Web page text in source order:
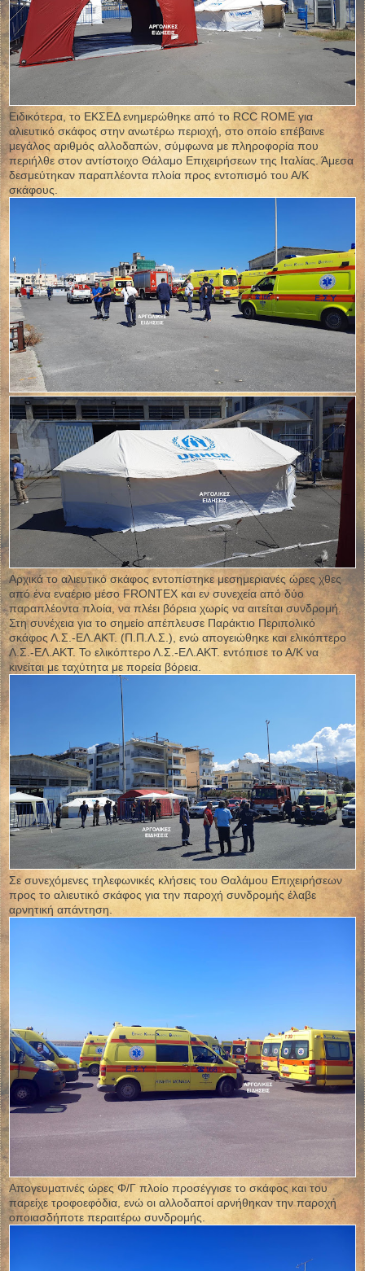
Ειδικότερα, το ΕΚΣΕΔ ενημερώθηκε από το RCC ROME για
αλιευτικό σκάφος στην ανωτέρω περιοχή, στο οποίο επέβαινε
μεγάλος αριθμός αλλοδαπών, σύμφωνα με πληροφορία που
περιήλθε στον αντίστοιχο Θάλαμο Επιχειρήσεων της Ιταλίας. Άμεσα
δεσμεύτηκαν παραπλέοντα πλοία προς εντοπισμό του Α/Κ
σκάφους.
Αρχικά το αλιευτικό σκάφος εντοπίστηκε μεσημεριανές ώρες χθες
από ένα εναέριο μέσο FRONTEX και εν συνεχεία από δύο
παραπλέοντα πλοία, να πλέει βόρεια χωρίς να αιτείται συνδρομή.
Στη συνέχεια για το σημείο απέπλευσε Παράκτιο Περιπολικό
σκάφος Λ.Σ.-ΕΛ.ΑΚΤ. (Π.Π.Λ.Σ.), ενώ απογειώθηκε και ελικόπτερο
Λ.Σ.-ΕΛ.ΑΚΤ. Το ελικόπτερο Λ.Σ.-ΕΛ.ΑΚΤ. εντόπισε το Α/Κ να
κινείται με ταχύτητα με πορεία βόρεια.
Σε συνεχόμενες τηλεφωνικές κλήσεις του Θαλάμου Επιχειρήσεων
προς το αλιευτικό σκάφος για την παροχή συνδρομής έλαβε
αρνητική απάντηση.
Απογευματινές ώρες Φ/Γ πλοίο προσέγγισε το σκάφος και του
παρείχε τροφοεφόδια, ενώ οι αλλοδαποί αρνήθηκαν την παροχή
οποιασδήποτε περαιτέρω συνδρομής.